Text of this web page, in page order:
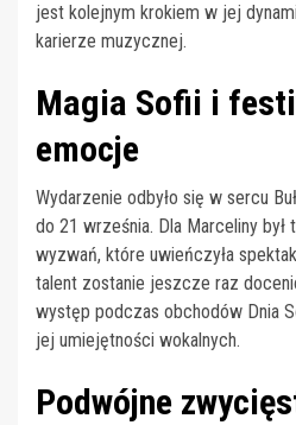
jest kolejnym krokiem w jej
karierze muzycznej.
Magia Sofii i
emocje
Wydarzenie odbyło się w sercu
do 21 września. Dla Marceliny był
wyzwań, które uwieńczyła
talent zostanie jeszcze raz
występ podczas obchodów Dnia
jej umiejętności wokalnych.
Podwójne